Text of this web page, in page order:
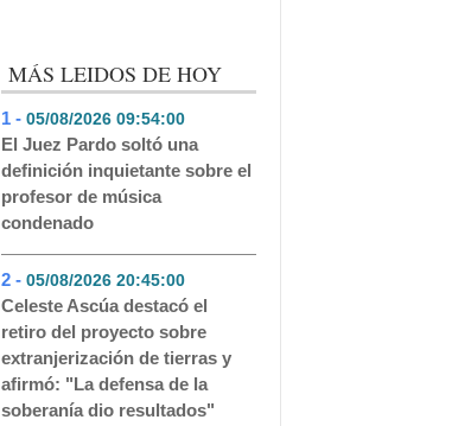
MÁS LEIDOS DE HOY
1 - 05/08/2026 09:54:00- 443
El Juez Pardo soltó una
definición inquietante sobre el
profesor de música
condenado
2 - 05/08/2026 20:45:00- 233
Celeste Ascúa destacó el
retiro del proyecto sobre
extranjerización de tierras y
afirmó: "La defensa de la
soberanía dio resultados"